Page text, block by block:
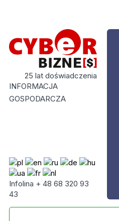
25 lat doświadczenia
INFORMACJA
GOSPODARCZA
Infolina + 48 68 320 93
43